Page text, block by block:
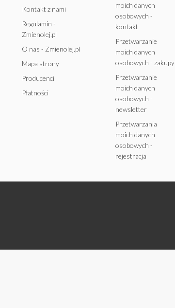
Kontakt z nami
Regulamin -
Zmienolej.pl
O nas - Zmienolej.pl
Mapa strony
Producenci
Płatności
moich danych
osobowych -
kontakt
Przetwarzanie
moich danych
osobowych - zakupy
Przetwarzanie
moich danych
osobowych -
newsletter
Przetwarzania
moich danych
osobowych -
rejestracja